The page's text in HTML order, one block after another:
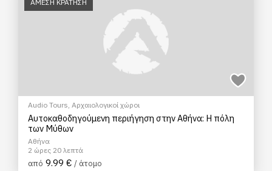
ΑΜΕΣΗ ΚΡΑΤΗΣΗ
Audio Tours, Αρχαιολογικοί χώροι
Αυτοκαθοδηγούμενη περιήγηση στην Αθήνα: Η πόλη
των Μύθων
Αθήνα
2 ώρες 20 λεπτά
από 9.99 € / άτομο